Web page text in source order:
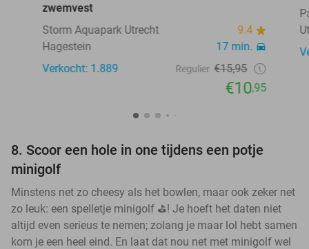
zwemvest
Storm Aquapark Utrecht
9.4
Hagestein
17 min.
Verkocht: 1.889
Regulier €15,95
€10,95
8. Scoor een hole in one tijdens een potje
minigolf
Minstens net zo cheesy als het bowlen, maar ook zeker net
zo leuk: een spelletje minigolf ⛳! Je hoeft het daten niet
altijd even serieus te nemen; zolang je maar lol hebt samen
kom je een heel eind. En laat dat nou net met minigolf wel